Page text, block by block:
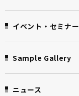
イベント・セミナー
Sample Gallery
ニュース